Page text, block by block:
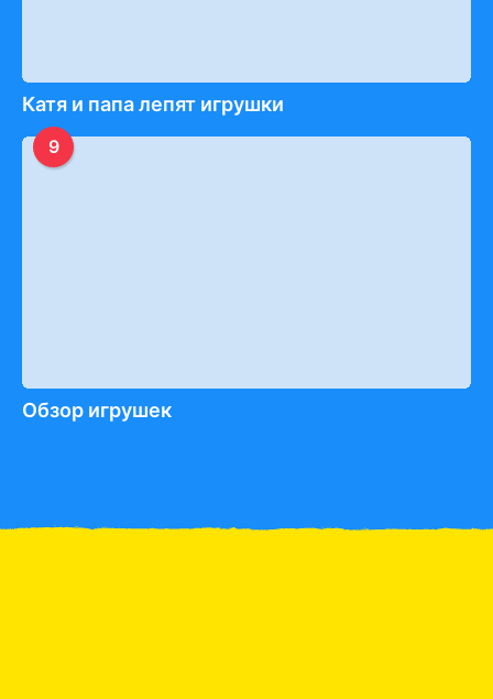
Катя и папа лепят игрушки
9
Обзор игрушек